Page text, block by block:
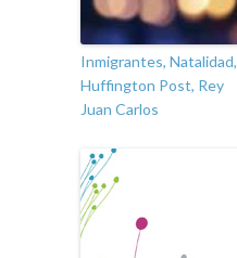
Inmigrantes, Natalidad,
Huffington Post, Rey
Juan Carlos